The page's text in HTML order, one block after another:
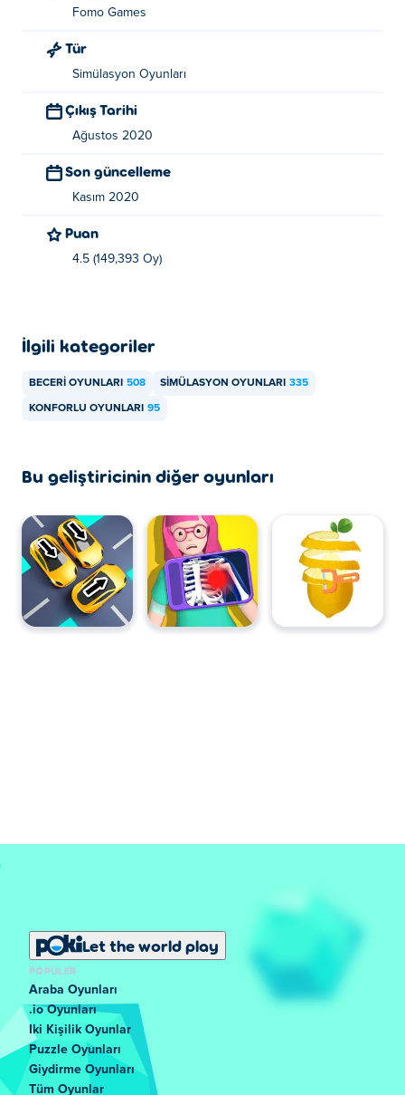
Fomo Games
Tür
Simülasyon Oyunları
Çıkış Tarihi
Ağustos 2020
Son güncelleme
Kasım 2020
Puan
4.5 (149,393 Oy)
İlgili kategoriler
BECERI OYUNLARI 508 SIMÜLASYON OYUNLARI 335
KONFORLU OYUNLARI 95
Bu geliştiricinin diğer oyunları
Let the world play
POPÜLER
Araba Oyunları
.io Oyunları
Iki Kişilik Oyunlar
Puzzle Oyunları
Giydirme Oyunları
Tüm Oyunlar